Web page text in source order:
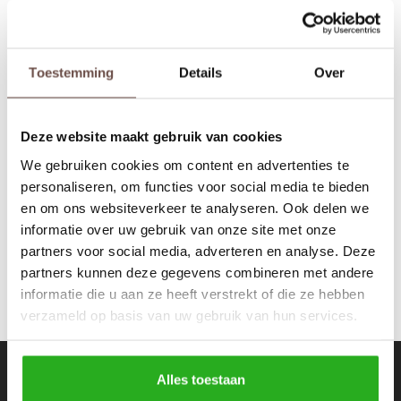
Toestemming Details Over
Deze website maakt gebruik van cookies
We gebruiken cookies om content en advertenties te
personaliseren, om functies voor social media te bieden
en om ons websiteverkeer te analyseren. Ook delen we
informatie over uw gebruik van onze site met onze
partners voor social media, adverteren en analyse. Deze
partners kunnen deze gegevens combineren met andere
informatie die u aan ze heeft verstrekt of die ze hebben
verzameld op basis van uw gebruik van hun services.
Alles toestaan
Tops
Jumpsuites
Hoodies
Body's
Blouses
Tracksuits
Underwear
Jassen
Tracksuits
Bodywarmers
Coltrui
Trackpants
Bomboogie
Nieuwsbrief